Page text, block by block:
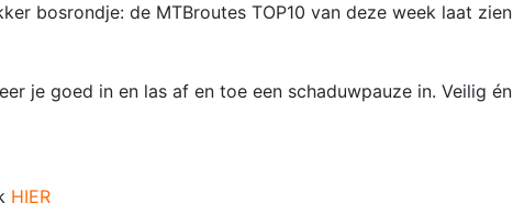
bosrondje: de MTBroutes TOP10 van deze week laat zien
je goed in en las af en toe een schaduwpauze in. Veilig én
HIER